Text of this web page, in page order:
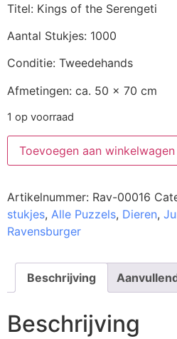
Titel: Kings of the Serengeti
Aantal Stukjes: 1000
Conditie: Tweedehands
Afmetingen: ca. 50 x 70 cm
1 op voorraad
Toevoegen aan winkelwagen
Artikelnummer: Rav-00016
stukjes, Alle Puzzels, Dieren,
Ravensburger
Beschrijving
Beschrijving